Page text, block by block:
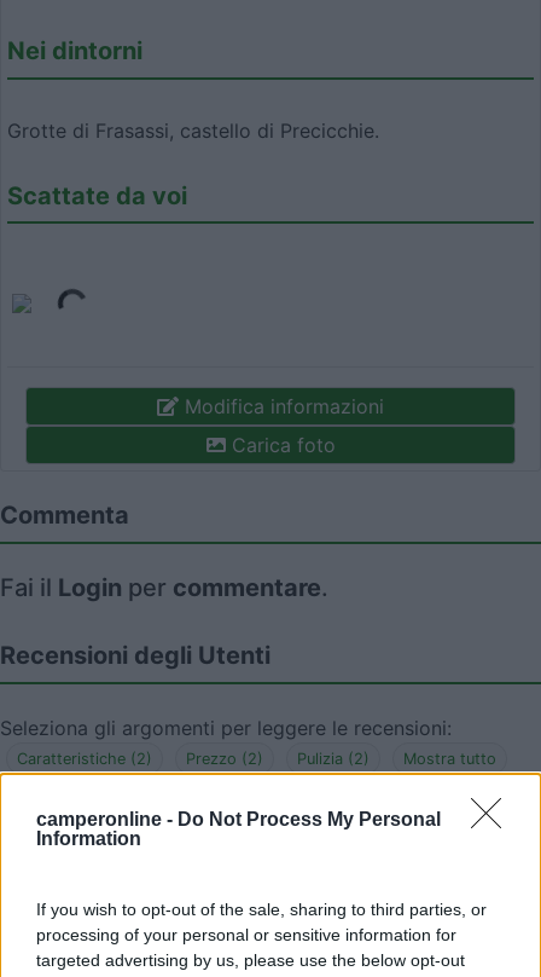
camperonline - Do Not Process My Personal
Information
If you wish to opt-out of the sale, sharing to third parties, or
processing of your personal or sensitive information for
targeted advertising by us, please use the below opt-out
Nei dintorni
Grotte di Frasassi, castello di Precicchie.
Scattate da voi
Modifica informazioni
Carica foto
Commenta
Fai il Login per commentare.
Recensioni degli Utenti
Seleziona gli argomenti per leggere le recensioni:
Caratteristiche (2) Prezzo (2) Pulizia (2) Mostra tutto
Fino a qualche anno fa era un posto favoloso
dove passare un fine settimana e lo avrei